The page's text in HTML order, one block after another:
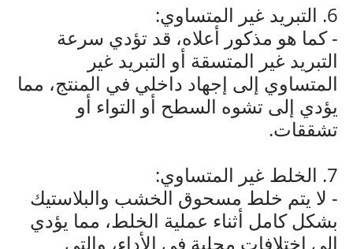
6. التبريد غير المتساوي:
- كما هو مذكور أعلاه، قد تؤدي سرعة
التبريد غير المتسقة أو التبريد غير
المتساوي إلى إجهاد داخلي في المنتج، مما
يؤدي إلى تشوه السطح أو التواء أو
تشققات.
7. الخلط غير المتساوي:
- لا يتم خلط مسحوق الخشب والبلاستيك
بشكل كامل أثناء عملية الخلط، مما يؤدي
إلى اختلافات محلية في الأداء، والتي